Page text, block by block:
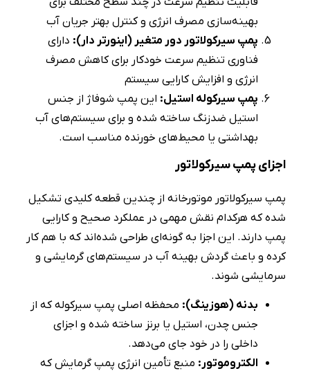
بهینه‌سازی مصرف انرژی و کنترل بهتر جریان آب
پمپ سیرکولاتور دور متغیر (اینورتر دار): دارای
فناوری تنظیم سرعت خودکار برای کاهش مصرف
انرژی و افزایش کارایی سیستم
پمپ سیرکوله استیل: این پمپ شوفاژ از جنس
استیل ضدزنگ ساخته شده و برای سیستم‌های آب
بهداشتی یا محیط‌های خورنده مناسب است.
اجزای پمپ سیرکولاتور
پمپ سیرکولاتور موتورخانه از چندین قطعه کلیدی تشکیل
شده که هرکدام نقش مهمی در عملکرد صحیح و کارایی
پمپ دارند. این اجزا به‌ گونه‌ای طراحی شده‌اند که با هم کار
کرده و باعث گردش بهینه آب در سیستم‌های گرمایشی و
سرمایشی شوند.
بدنه (هوزینگ): محفظه اصلی پمپ سیرکوله که از
جنس چدن، استیل یا برنز ساخته شده و اجزای
داخلی را در خود جای می‌دهد.
الکتروموتور: منبع تأمین انرژی پمپ گرمایش که